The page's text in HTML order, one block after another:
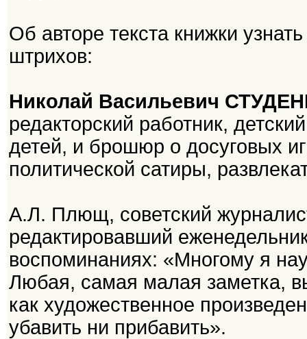
Об авторе текста книжки
штрихов:
Николай Васильевич
редакторский работник,
детей, и брошюр о досуговых
политической сатиры,
А.Л. Плющ, советский
редактировавший
воспоминаниях: «Многому я
Любая, самая малая заметка,
как художественное
убавить ни прибавить».